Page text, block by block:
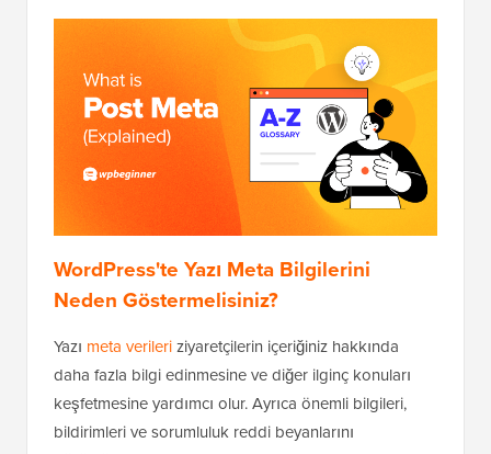
WordPress'te Yazı Meta Bilgilerini
Neden Göstermelisiniz?
Yazı meta verileriziyaretçilerin içeriğiniz hakkında
daha fazla bilgi edinmesine ve diğer ilginç konuları
keşfetmesine yardımcı olur. Ayrıca önemli bilgileri,
bildirimleri ve sorumluluk reddi beyanlarını